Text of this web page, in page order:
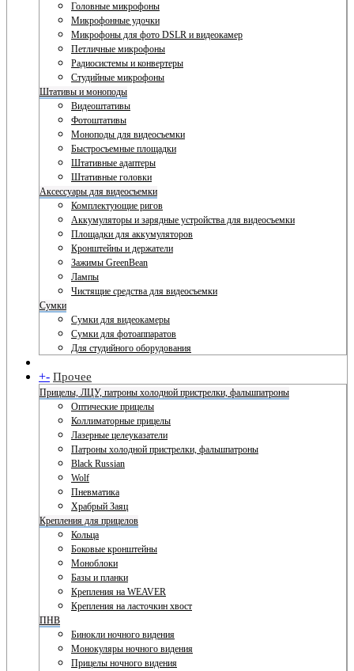
Головные микрофоны
Микрофонные удочки
Микрофоны для фото DSLR и видеокамер
Петличные микрофоны
Радиосистемы и конвертеры
Студийные микрофоны
Штативы и моноподы
Видеоштативы
Фотоштативы
Моноподы для видеосъемки
Быстросъемные площадки
Штативные адаптеры
Штативные головки
Аксессуары для видеосъемки
Комплектующие ригов
Аккумуляторы и зарядные устройства для видеосъемки
Площадки для аккумуляторов
Кронштейны и держатели
Зажимы GreenBean
Лампы
Чистящие средства для видеосъемки
Сумки
Сумки для видеокамеры
Сумки для фотоаппаратов
Для студийного оборудования
+- Прочее
Прицелы, ЛЦУ, патроны холодной пристрелки, фальшпатроны
Оптические прицелы
Коллиматорные прицелы
Лазерные целеуказатели
Патроны холодной пристрелки, фальшпатроны
Black Russian
Wolf
Пневматика
Храбрый Заяц
Крепления для прицелов
Кольца
Боковые кронштейны
Моноблоки
Базы и планки
Крепления на WEAVER
Крепления на ласточкин хвост
ПНВ
Бинокли ночного видения
Монокуляры ночного видения
Прицелы ночного видения